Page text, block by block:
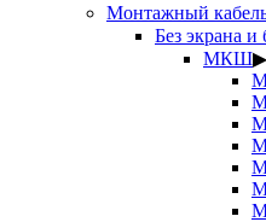
Монтажный
Без экрана и
МКШ▶